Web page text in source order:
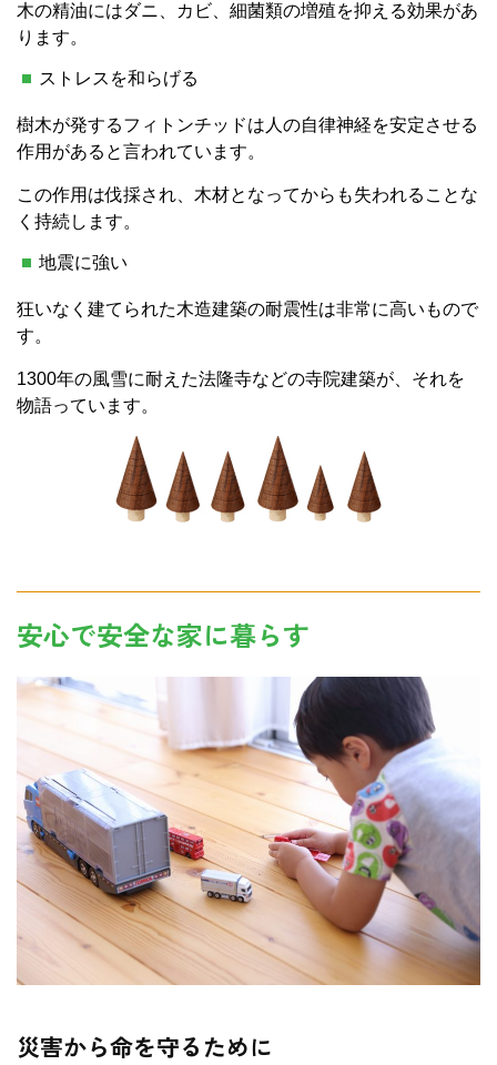
木の精油にはダニ、カビ、細菌類の増殖を抑える効果があ
ります。
ストレスを和らげる
樹木が発するフィトンチッドは人の自律神経を安定させる
作用があると言われています。
この作用は伐採され、木材となってからも失われることな
く持続します。
地震に強い
狂いなく建てられた木造建築の耐震性は非常に高いもので
す。
1300年の風雪に耐えた法隆寺などの寺院建築が、それを
物語っています。
安心で安全な家に暮らす
災害から命を守るために